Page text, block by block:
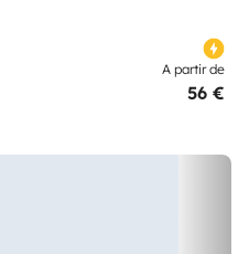
A partir de
56 €